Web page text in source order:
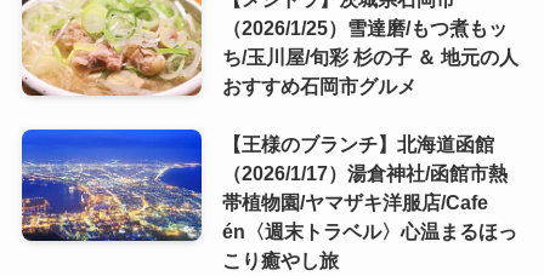
（2026/1/25）雪達磨/もつ煮もッ
ち/玉川屋/旬彩 杉の子 ＆ 地元の人
おすすめ石岡市グルメ
【王様のブランチ】北海道函館
（2026/1/17）湯倉神社/函館市熱
帯植物園/ヤマザキ洋服店/Cafe
én〈週末トラベル〉心温まるほっ
こり癒やし旅